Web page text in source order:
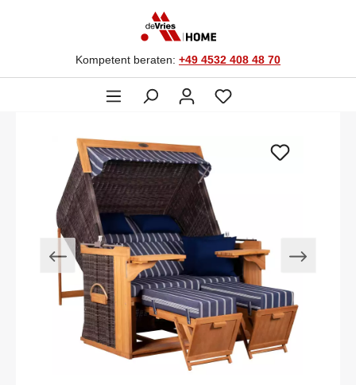
Kompetent beraten: +49 4532 408 48 70